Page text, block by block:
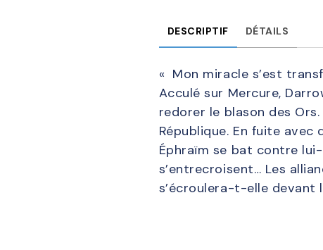
DESCRIPTIF DÉTAILS
« Mon miracle s’est
Acculé sur Mercure,
redorer le blason des
République. En fuite avec
Éphraïm se bat contre
s’entrecroisent… Les
s’écroulera-t-elle devant